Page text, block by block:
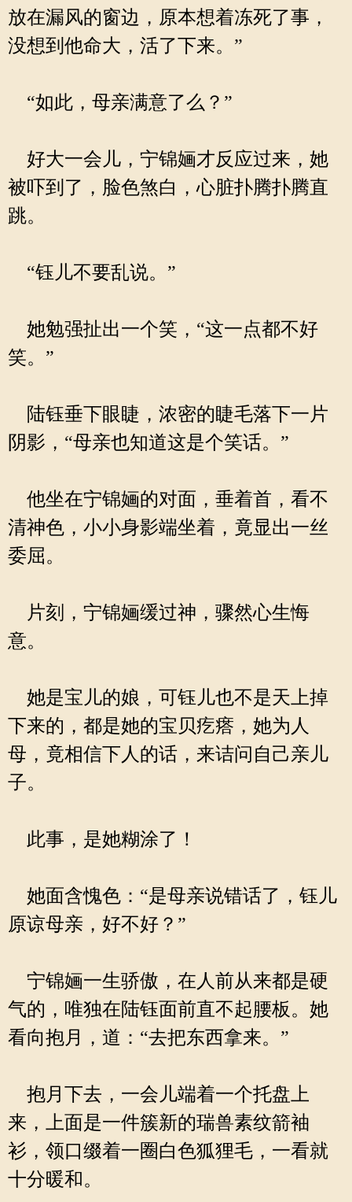
放在漏风的窗边，原本想着冻死了事，
没想到他命大，活了下来。”
“如此，母亲满意了么？”
好大一会儿，宁锦婳才反应过来，她
被吓到了，脸色煞白，心脏扑腾扑腾直
跳。
“钰儿不要乱说。”
她勉强扯出一个笑，“这一点都不好
笑。”
陆钰垂下眼睫，浓密的睫毛落下一片
阴影，“母亲也知道这是个笑话。”
他坐在宁锦婳的对面，垂着首，看不
清神色，小小身影端坐着，竟显出一丝
委屈。
片刻，宁锦婳缓过神，骤然心生悔
意。
她是宝儿的娘，可钰儿也不是天上掉
下来的，都是她的宝贝疙瘩，她为人
母，竟相信下人的话，来诘问自己亲儿
子。
此事，是她糊涂了！
她面含愧色：“是母亲说错话了，钰儿
原谅母亲，好不好？”
宁锦婳一生骄傲，在人前从来都是硬
气的，唯独在陆钰面前直不起腰板。她
看向抱月，道：“去把东西拿来。”
抱月下去，一会儿端着一个托盘上
来，上面是一件簇新的瑞兽素纹箭袖
衫，领口缀着一圈白色狐狸毛，一看就
十分暖和。